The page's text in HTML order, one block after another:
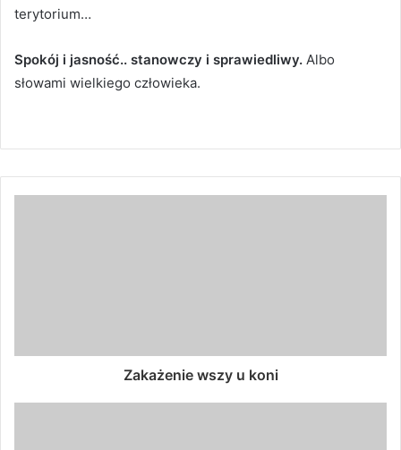
terytorium…
Spokój i jasność.. stanowczy i sprawiedliwy. Albo
słowami wielkiego człowieka.
Zakażenie wszy u koni